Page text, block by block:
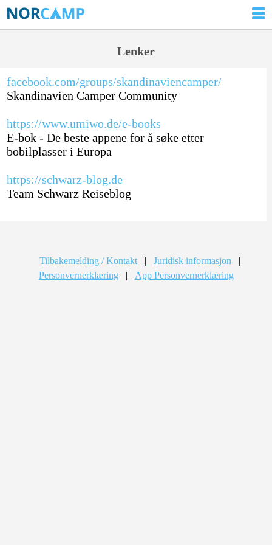
Lenker
facebook.com/groups/skandinaviencamper/
Skandinavien Camper Community
https://www.umiwo.de/e-books
E-bok - De beste appene for å søke etter
bobilplasser i Europa
https://schwarz-blog.de
Team Schwarz Reiseblog
Tilbakemelding / Kontakt | Juridisk informasjon
|
Personvernerklæring
| App Personvernerklæring